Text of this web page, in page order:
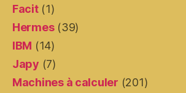
Facit(1)
Hermes(39)
IBM (14)
Japy (7)
Machines à calculer (201)